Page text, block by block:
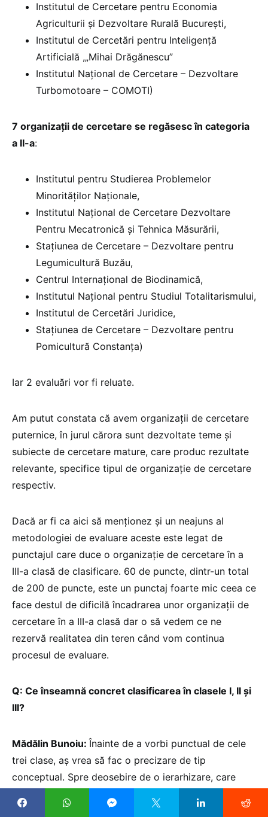
Institutul de Cercetare pentru Economia
Agriculturii și Dezvoltare Rurală București,
Institutul de Cercetări pentru Inteligență
Artificială ,„Mihai Drăgănescu”
Institutul Național de Cercetare – Dezvoltare
Turbomotoare – COMOTI)
7 organizații de cercetare se regăsesc în categoria
a II-a:
Institutul pentru Studierea Problemelor
Minorităților Naționale,
Institutul Național de Cercetare Dezvoltare
Pentru Mecatronică și Tehnica Măsurării,
Stațiunea de Cercetare – Dezvoltare pentru
Legumicultură Buzău,
Centrul Internațional de Biodinamică,
Institutul Național pentru Studiul Totalitarismului,
Institutul de Cercetări Juridice,
Stațiunea de Cercetare – Dezvoltare pentru
Pomicultură Constanța)
Iar 2 evaluări vor fi reluate.
Am putut constata că avem organizații de cercetare
puternice, în jurul cărora sunt dezvoltate teme și
subiecte de cercetare mature, care produc rezultate
relevante, specifice tipul de organizație de cercetare
respectiv.
Dacă ar fi ca aici să menționez și un neajuns al
metodologiei de evaluare aceste este legat de
punctajul care duce o organizație de cercetare în a
III-a clasă de clasificare. 60 de puncte, dintr-un total
de 200 de puncte, este un punctaj foarte mic ceea ce
face destul de dificilă încadrarea unor organizații de
cercetare în a III-a clasă dar o să vedem ce ne
rezervă realitatea din teren când vom continua
procesul de evaluare.
Q: Ce înseamnă concret clasificarea în clasele I, II și
III?
Mădălin Bunoiu: Înainte de a vorbi punctual de cele
trei clase, aș vrea să fac o precizare de tip
conceptual. Spre deosebire de o ierarhizare, care
clasament comparativ de tip „de la cea mai bună la